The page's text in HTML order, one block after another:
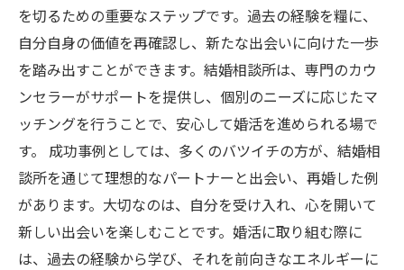
を切るための重要なステップです。過去の経験を糧に、
自分自身の価値を再確認し、新たな出会いに向けた一歩
を踏み出すことができます。結婚相談所は、専門のカウ
ンセラーがサポートを提供し、個別のニーズに応じたマ
ッチングを行うことで、安心して婚活を進められる場で
す。 成功事例としては、多くのバツイチの方が、結婚相
談所を通じて理想的なパートナーと出会い、再婚した例
があります。大切なのは、自分を受け入れ、心を開いて
新しい出会いを楽しむことです。婚活に取り組む際に
は、過去の経験から学び、それを前向きなエネルギーに